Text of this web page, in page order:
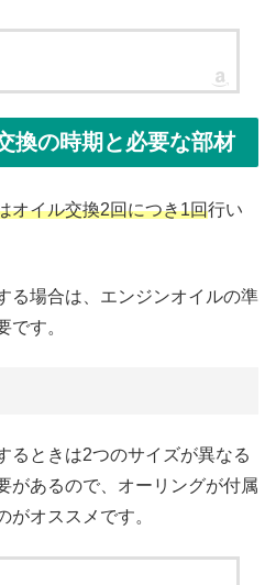
換の時期と必要な部材
オイル交換2回につき1回行い
る場合は、エンジンオイルの準
です。
るときは2つのサイズが異なる
があるので、オーリングが付属
がオススメです。